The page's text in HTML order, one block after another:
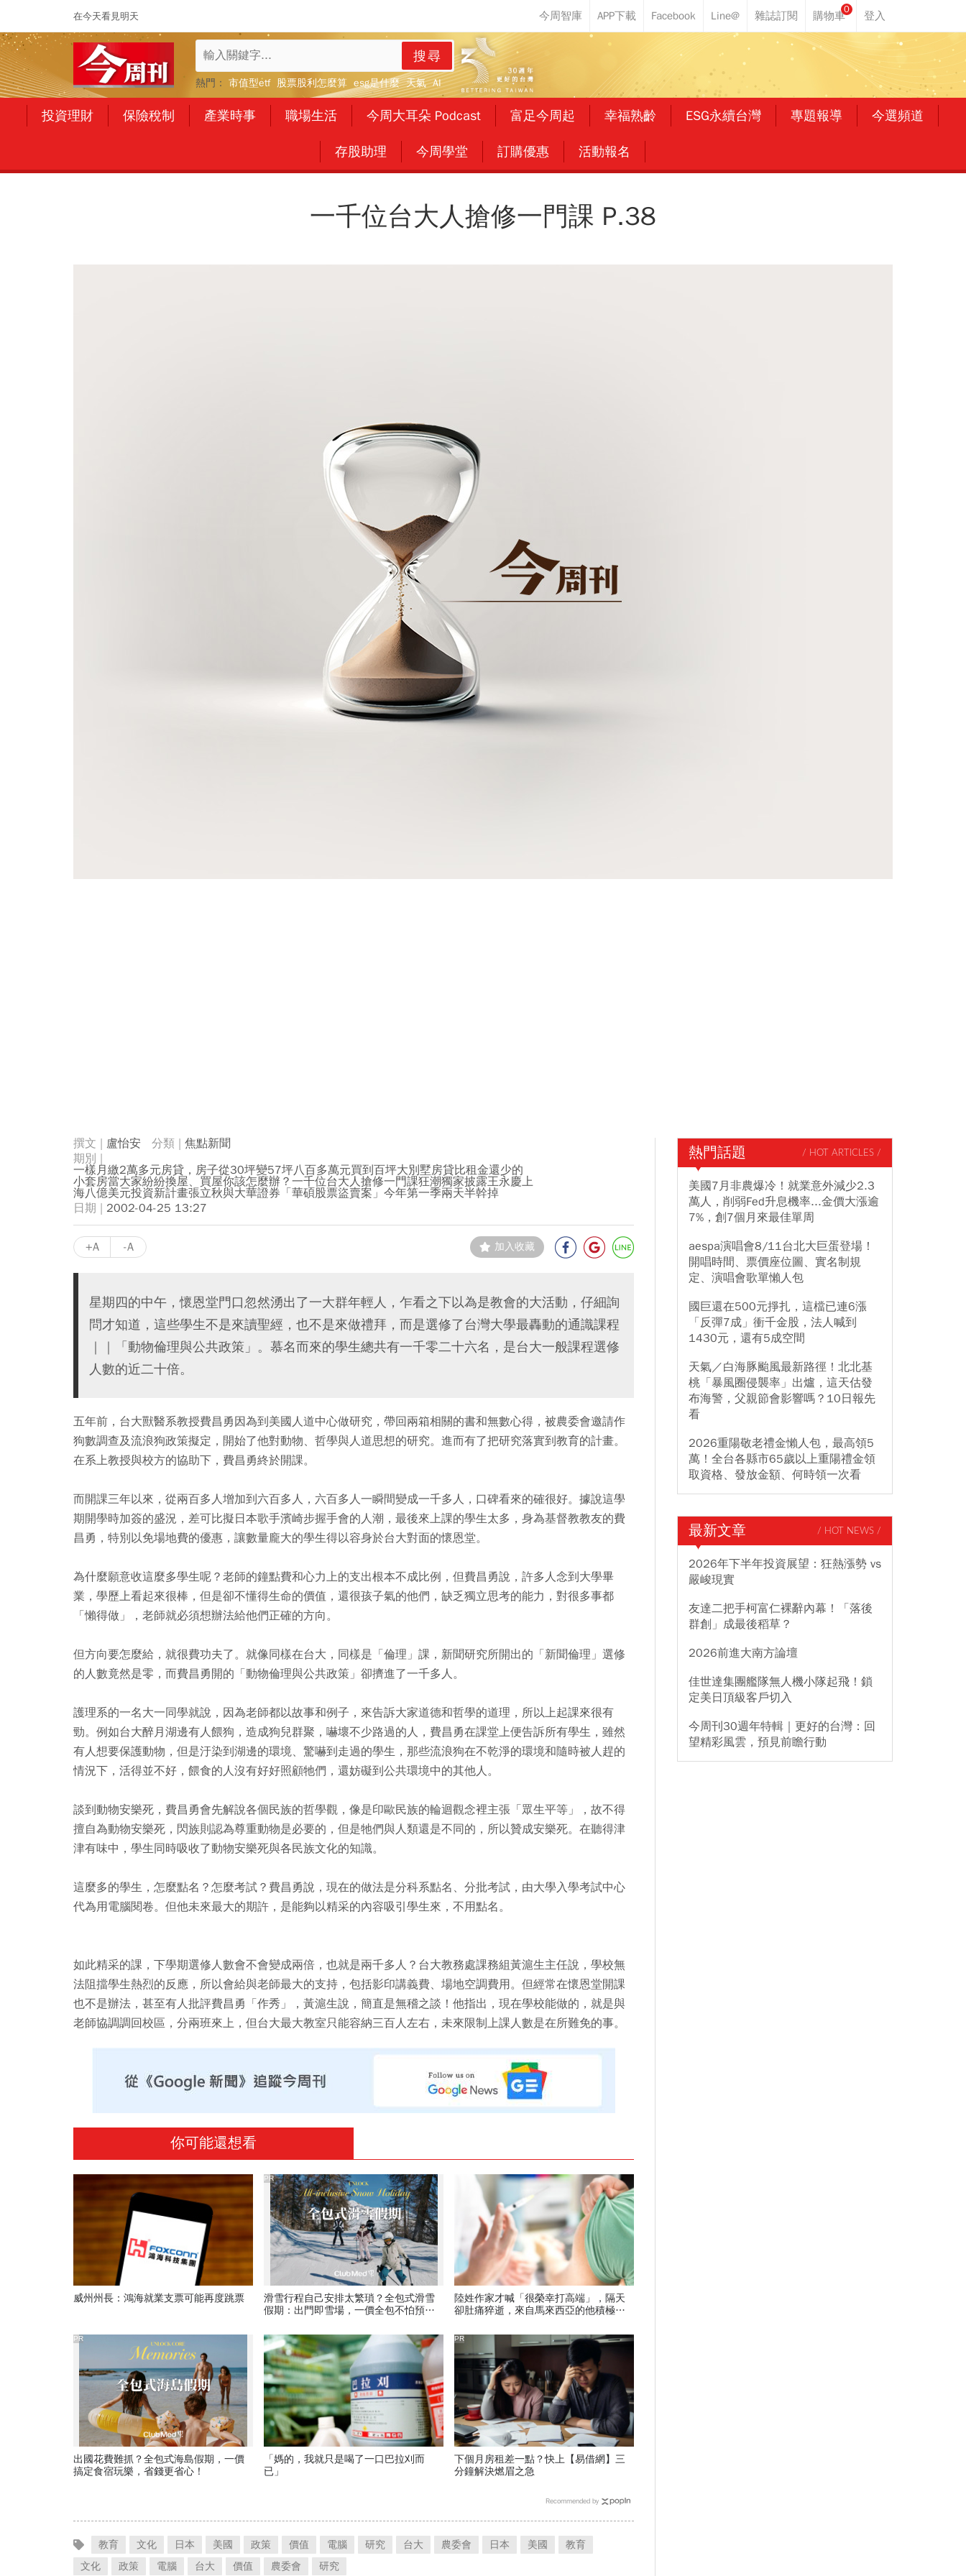
在今天看見明天
0
搜尋
熱門： 市值型etf 股票股利怎麼算 esg是什麼 天氣 AI
投資理財 保險稅制 產業時事 職場生活 今周大耳朵 Podcast 富足今周起 幸福熟齡 ESG永續台灣 專題報導 今選頻道
存股助理 今周學堂 訂購優惠 活動報名
一千位台大人搶修一門課 P.38
盧怡安
焦點新聞
一樣月繳2萬多元房貸，房子從30坪變57坪八百多萬元買到百坪大別墅房貸比租金還少的
小套房當大家紛紛換屋、買屋你該怎麼辦？一千位台大人搶修一門課狂潮獨家披露王永慶上
海八億美元投資新計畫張立秋與大華證券「華碩股票盜賣案」今年第一季兩天半幹掉
2002-04-25 13:27
+A -A 加入收藏
星期四的中午，懷恩堂門口忽然湧出了一大群年輕人，乍看之下以為是教會的大活動，仔細詢
問才知道，這些學生不是來讀聖經，也不是來做禮拜，而是選修了台灣大學最轟動的通識課程
｜｜「動物倫理與公共政策」。慕名而來的學生總共有一千零二十六名，是台大一般課程選修
人數的近二十倍。
五年前，台大獸醫系教授費昌勇因為到美國人道中心做研究，帶回兩箱相關的書和無數心得，被農委會邀請作
狗數調查及流浪狗政策擬定，開始了他對動物、哲學與人道思想的研究。進而有了把研究落實到教育的計畫。
在系上教授與校方的協助下，費昌勇終於開課。
而開課三年以來，從兩百多人增加到六百多人，六百多人一瞬間變成一千多人，口碑看來的確很好。據說這學
期開學時加簽的盛況，差可比擬日本歌手濱崎步握手會的人潮，最後來上課的學生太多，身為基督教教友的費
昌勇，特別以免場地費的優惠，讓數量龐大的學生得以容身於台大對面的懷恩堂。
為什麼願意收這麼多學生呢？老師的鐘點費和心力上的支出根本不成比例，但費昌勇說，許多人念到大學畢
業，學歷上看起來很棒，但是卻不懂得生命的價值，還很孩子氣的他們，缺乏獨立思考的能力，對很多事都
「懶得做」，老師就必須想辦法給他們正確的方向。
但方向要怎麼給，就很費功夫了。就像同樣在台大，同樣是「倫理」課，新聞研究所開出的「新聞倫理」選修
的人數竟然是零，而費昌勇開的「動物倫理與公共政策」卻擠進了一千多人。
護理系的一名大一同學就說，因為老師都以故事和例子，來告訴大家道德和哲學的道理，所以上起課來很有
勁。例如台大醉月湖邊有人餵狗，造成狗兒群聚，嚇壞不少路過的人，費昌勇在課堂上便告訴所有學生，雖然
有人想要保護動物，但是汙染到湖邊的環境、驚嚇到走過的學生，那些流浪狗在不乾淨的環境和隨時被人趕的
情況下，活得並不好，餵食的人沒有好好照顧牠們，還妨礙到公共環境中的其他人。
談到動物安樂死，費昌勇會先解說各個民族的哲學觀，像是印歐民族的輪迴觀念裡主張「眾生平等」，故不得
擅自為動物安樂死，閃族則認為尊重動物是必要的，但是牠們與人類還是不同的，所以贊成安樂死。在聽得津
津有味中，學生同時吸收了動物安樂死與各民族文化的知識。
這麼多的學生，怎麼點名？怎麼考試？費昌勇說，現在的做法是分科系點名、分批考試，由大學入學考試中心
代為用電腦閱卷。但他未來最大的期許，是能夠以精采的內容吸引學生來，不用點名。
如此精采的課，下學期選修人數會不會變成兩倍，也就是兩千多人？台大教務處課務組黃滬生主任說，學校無
法阻擋學生熱烈的反應，所以會給與老師最大的支持，包括影印講義費、場地空調費用。但經常在懷恩堂開課
也不是辦法，甚至有人批評費昌勇「作秀」，黃滬生說，簡直是無稽之談！他指出，現在學校能做的，就是與
老師協調調回校區，分兩班來上，但台大最大教室只能容納三百人左右，未來限制上課人數是在所難免的事。
你可能還想看
威州州長：鴻海就業支票可能再度跳票
滑雪行程自己安排太繁瑣？全包式滑雪
假期：出門即雪場，一價全包不怕預算
PR
陸姓作家才喊「很榮幸打高端」，隔天
卻肚痛猝逝，來自馬來西亞的他積極參
出國花費難抓？全包式海島假期，一價
搞定食宿玩樂，省錢更省心！
PR
「媽的，我就只是喝了一口巴拉刈而
已」
下個月房租差一點？快上【易借網】三
分鐘解決燃眉之急
PR
Recommended by
教育 文化 日本 美國 政策 價值 電腦 研究 台大 農委會 日本 美國
教育
文化
政策 電腦 台大 價值 農委會 研究
熱門話題 / HOT ARTICLES /
美國7月非農爆冷！就業意外減少2.3
萬人，削弱Fed升息機率...金價大漲逾
7%，創7個月來最佳單周
aespa演唱會8/11台北大巨蛋登場！
開唱時間、票價座位圖、實名制規
定、演唱會歌單懶人包
國巨還在500元掙扎，這檔已連6漲
「反彈7成」衝千金股，法人喊到
1430元，還有5成空間
天氣／白海豚颱風最新路徑！北北基
桃「暴風圈侵襲率」出爐，這天估發
布海警，父親節會影響嗎？10日報先
看
2026重陽敬老禮金懶人包，最高領5
萬！全台各縣市65歲以上重陽禮金領
取資格、發放金額、何時領一次看
最新文章 / HOT NEWS /
2026年下半年投資展望：狂熱漲勢 vs
嚴峻現實
友達二把手柯富仁裸辭內幕！「落後
群創」成最後稻草？
2026前進大南方論壇
佳世達集團艦隊無人機小隊起飛！鎖
定美日頂級客戶切入
今周刊30週年特輯｜更好的台灣：回
望精彩風雲，預見前瞻行動